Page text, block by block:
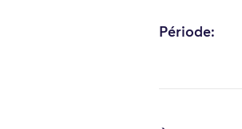
Période: